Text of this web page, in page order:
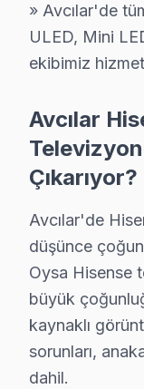
Avcılar
Hisense
Hisense
Hisense TV
Hisense TV
Önce
Kaç saatte
Avcılar
» Avcılar'de
ULED, Mini
ekibimiz
Avcılar
Çıkarıyor?
Avcılar'de
düşünce
Oysa Hisense
büyük
kaynaklı
sorunları,
dahil.